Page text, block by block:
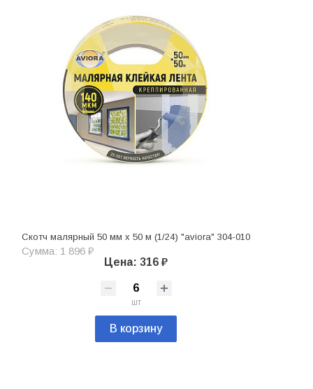
Скотч малярный 50 мм х 50 м (1/24) "aviora" 304-010
Сумма: 1 896 ₽
Цена: 316 ₽
шт
В корзину